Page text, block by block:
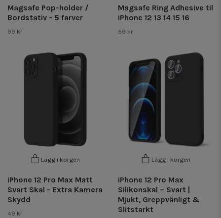
Magsafe Pop-holder /
Bordstativ - 5 farver
99 kr
Magsafe Ring Adhesive til
iPhone 12 13 14 15 16
59 kr
Lägg i korgen
iPhone 12 Pro Max Matt
Svart Skal - Extra Kamera
Skydd
49 kr
Lägg i korgen
iPhone 12 Pro Max
Silikonskal – Svart |
Mjukt, Greppvänligt &
Slitstarkt